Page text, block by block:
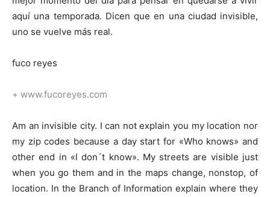
aquí una temporada. Dicen que en una ciudad invisible,
uno se vuelve más real.
fuco reyes
+ www.fucoreyes.com
Am an invisible city. I can not explain you my location nor
my zip codes because a day start for «Who knows» and
other end in «I don´t know». My streets are visible just
when you go them and in the maps change, nonstop, of
location. In the Branch of Information explain where they